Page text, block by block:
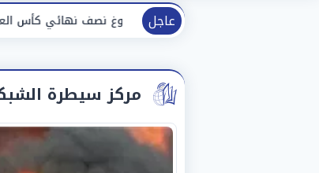
عاجل
ناشئات اليد بعد بلوغ نصف نهائي كأس العالم
مركز سيطرة